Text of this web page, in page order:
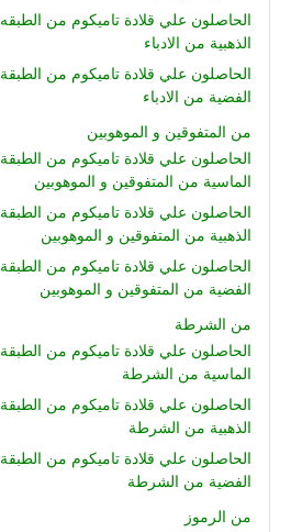
الحاصلون علي قلادة تاميكوم من الطبقه
الذهبية من الادباء
الحاصلون علي قلادة تاميكوم من الطبقة
الفضية من الادباء
من المتفوقين و الموهوبين
الحاصلون علي قلادة تاميكوم من الطبقة
الماسية من المتفوقين و الموهوبين
الحاصلون علي قلادة تاميكوم من الطبقة
الذهبية من المتفوقين و الموهوبين
الحاصلون علي قلادة تاميكوم من الطبقة
الفضية من المتفوقين و الموهوبين
من الشرطة
الحاصلون علي قلادة تاميكوم من الطبقة
الماسية من الشرطة
الحاصلون علي قلادة تاميكوم من الطبقة
الذهبية من الشرطة
الحاصلون علي قلادة تاميكوم من الطبقة
الفضية من الشرطة
من الرموز